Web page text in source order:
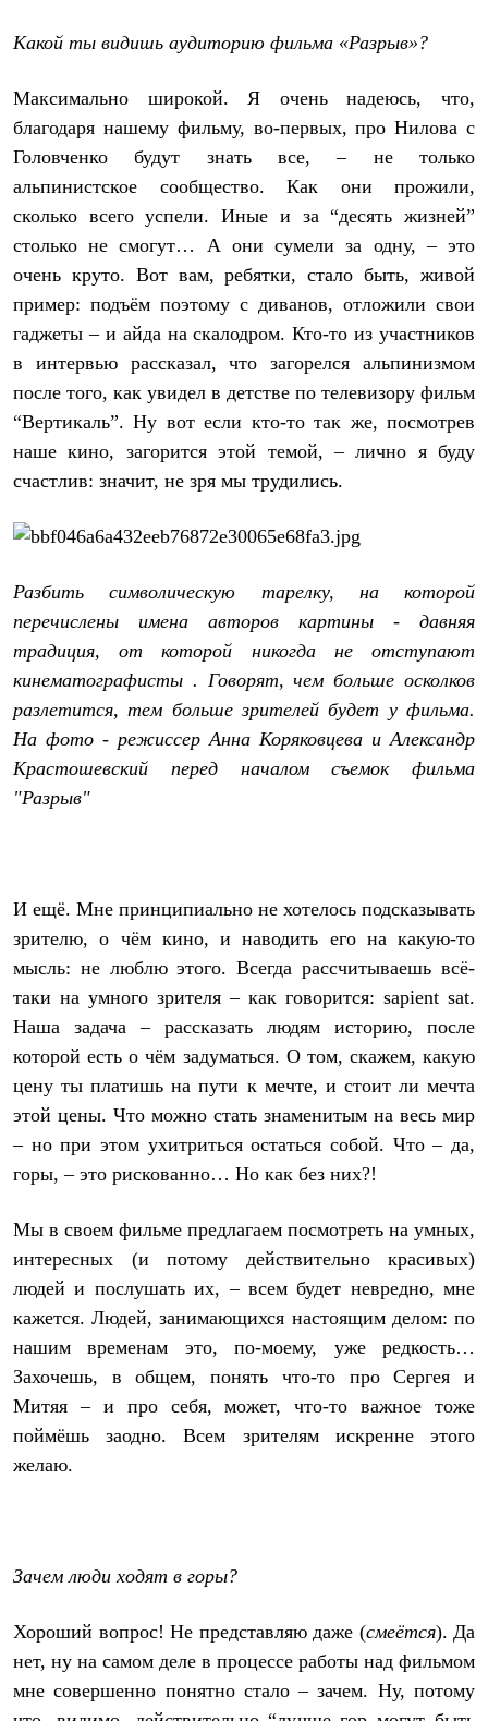
Какой ты видишь аудиторию фильма «Разрыв»?
Максимально широкой. Я очень надеюсь, что,
благодаря нашему фильму, во-первых, про Нилова с
Головченко будут знать все, – не только
альпинистское сообщество. Как они прожили,
сколько всего успели. Иные и за “десять жизней”
столько не смогут… А они сумели за одну, – это
очень круто. Вот вам, ребятки, стало быть, живой
пример: подъём поэтому с диванов, отложили свои
гаджеты – и айда на скалодром. Кто-то из участников
в интервью рассказал, что загорелся альпинизмом
после того, как увидел в детстве по телевизору фильм
“Вертикаль”. Ну вот если кто-то так же, посмотрев
наше кино, загорится этой темой, – лично я буду
счастлив: значит, не зря мы трудились.
Разбить символическую тарелку, на которой
перечислены имена авторов картины - давняя
традиция, от которой никогда не отступают
кинематографисты . Говорят, чем больше осколков
разлетится, тем больше зрителей будет у фильма.
На фото - режиссер Анна Коряковцева и Александр
Крастошевский перед началом съемок фильма
"Разрыв"
И ещё. Мне принципиально не хотелось подсказывать
зрителю, о чём кино, и наводить его на какую-то
мысль: не люблю этого. Всегда рассчитываешь всё-
таки на умного зрителя – как говорится: sapient sat.
Наша задача – рассказать людям историю, после
которой есть о чём задуматься. О том, скажем, какую
цену ты платишь на пути к мечте, и стоит ли мечта
этой цены. Что можно стать знаменитым на весь мир
– но при этом ухитриться остаться собой. Что – да,
горы, – это рискованно… Но как без них?!
Мы в своем фильме предлагаем посмотреть на умных,
интересных (и потому действительно красивых)
людей и послушать их, – всем будет невредно, мне
кажется. Людей, занимающихся настоящим делом: по
нашим временам это, по-моему, уже редкость…
Захочешь, в общем, понять что-то про Сергея и
Митяя – и про себя, может, что-то важное тоже
поймёшь заодно. Всем зрителям искренне этого
желаю.
Зачем люди ходят в горы?
Хороший вопрос! Не представляю даже (смеётся). Да
нет, ну на самом деле в процессе работы над фильмом
мне совершенно понятно стало – зачем. Ну, потому